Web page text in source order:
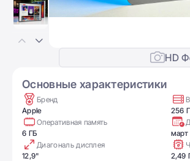
HD
Основные характеристики
Бренд
Apple
256
Оперативная память
6 ГБ
Диагональ дисплея
12,9"
2,49